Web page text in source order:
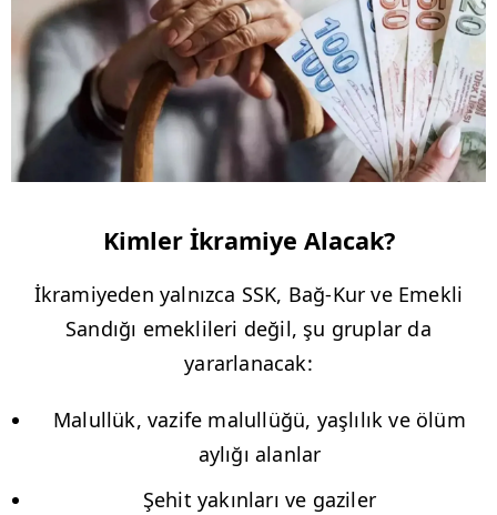
Kimler İkramiye Alacak?
İkramiyeden yalnızca SSK, Bağ-Kur ve Emekli
Sandığı emeklileri değil, şu gruplar da
yararlanacak:
Malullük, vazife malullüğü, yaşlılık ve ölüm
aylığı alanlar
Şehit yakınları ve gaziler